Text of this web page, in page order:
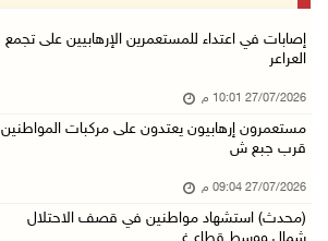
إصابات في اعتداء للمستعمرين الإرهابيين على تجمع
العراعر
27/07/2026 10:01 م
مستعمرون إرهابيون يعتدون على مركبات المواطنين
قرب جبع ش
27/07/2026 09:04 م
(محدث) استشهاد مواطنين في قصف الاحتلال